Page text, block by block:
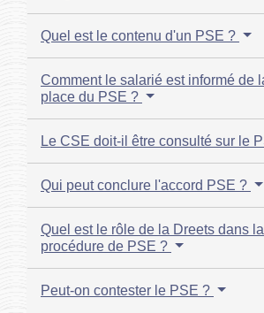
Quel est le contenu d'un PSE ?
Comment le salarié est informé de
place du PSE ?
Le CSE doit-il être consulté sur le
Qui peut conclure l'accord PSE ?
Quel est le rôle de la Dreets dans la
procédure de PSE ?
Peut-on contester le PSE ?